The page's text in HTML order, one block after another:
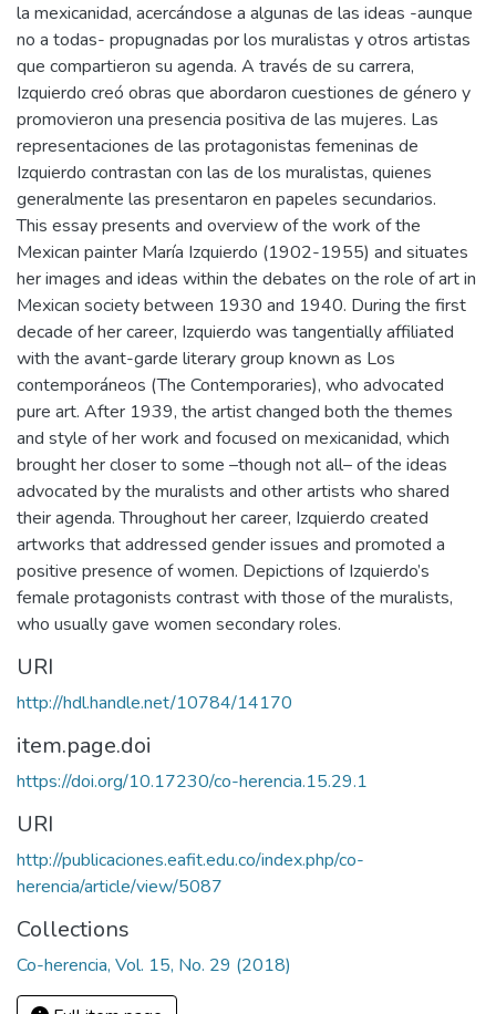
la mexicanidad, acercándose a algunas de las ideas -aunque
no a todas- propugnadas por los muralistas y otros artistas
que compartieron su agenda. A través de su carrera,
Izquierdo creó obras que abordaron cuestiones de género y
promovieron una presencia positiva de las mujeres. Las
representaciones de las protagonistas femeninas de
Izquierdo contrastan con las de los muralistas, quienes
generalmente las presentaron en papeles secundarios.
This essay presents and overview of the work of the
Mexican painter María Izquierdo (1902-1955) and situates
her images and ideas within the debates on the role of art in
Mexican society between 1930 and 1940. During the first
decade of her career, Izquierdo was tangentially affiliated
with the avant-garde literary group known as Los
contemporáneos (The Contemporaries), who advocated
pure art. After 1939, the artist changed both the themes
and style of her work and focused on mexicanidad, which
brought her closer to some –though not all– of the ideas
advocated by the muralists and other artists who shared
their agenda. Throughout her career, Izquierdo created
artworks that addressed gender issues and promoted a
positive presence of women. Depictions of Izquierdo’s
female protagonists contrast with those of the muralists,
who usually gave women secondary roles.
URI
http://hdl.handle.net/10784/14170
item.page.doi
https://doi.org/10.17230/co-herencia.15.29.1
URI
http://publicaciones.eafit.edu.co/index.php/co-
herencia/article/view/5087
Collections
Co-herencia, Vol. 15, No. 29 (2018)